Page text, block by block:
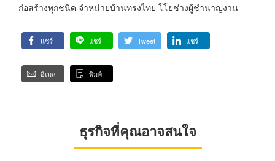
ก่อสร้างทุกชนิด จำหน่ายบ้านทรงไทย โโยช่างผู้ชำนาญงาน
แชร์ แชร์ Tweet แชร์
อีเมล พิมพ์
ธุรกิจที่คุณอาจสนใจ